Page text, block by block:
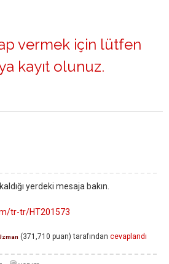
vermek için lütfen
kayıt olunuz.
yerdeki mesaja bakın.
tr-tr/HT201573
(371,710 puan) tarafından cevaplandı